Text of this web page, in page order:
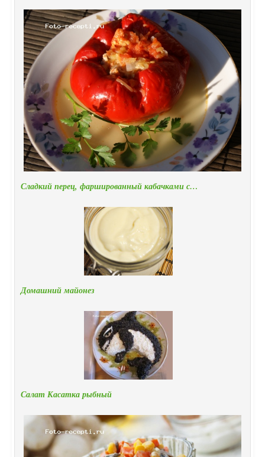
Сладкий перец, фаршированный кабачками с…
Домашний майонез
Салат Касатка рыбный